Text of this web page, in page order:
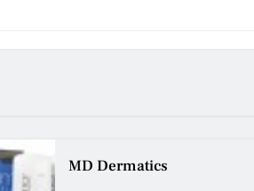
MD Dermatics